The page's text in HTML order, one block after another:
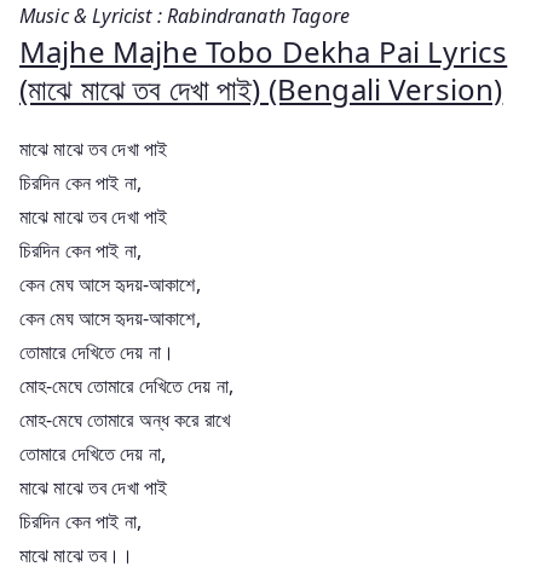
Music & Lyricist :Rabindranath Tagore
Majhe Majhe Tobo Dekha Pai Lyrics
(মাঝে মাঝে তব দেখা পাই) (Bengali Version)
মাঝে মাঝে তব দেখা পাই
চিরদিন কেন পাই না,
মাঝে মাঝে তব দেখা পাই
চিরদিন কেন পাই না,
কেন মেঘ আসে হৃদয়-আকাশে,
কেন মেঘ আসে হৃদয়-আকাশে,
তোমারে দেখিতে দেয় না।
মোহ-মেঘে তোমারে দেখিতে দেয় না,
মোহ-মেঘে তোমারে অন্ধ করে রাখে
তোমারে দেখিতে দেয় না,
মাঝে মাঝে তব দেখা পাই
চিরদিন কেন পাই না,
মাঝে মাঝে তব।।